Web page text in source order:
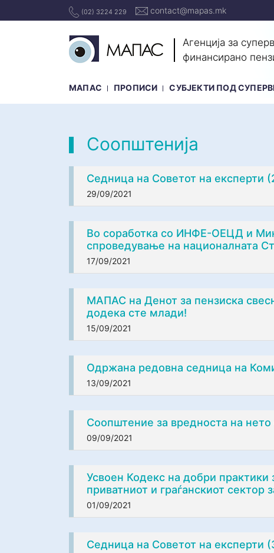
(02) 3224 229 contact@mapas.mk
Агенција за
финансирано
МАПАС ПРОПИСИ СУБЈЕКТИ ПОД
Соопштенија
Седница на Советот на експерти
29/09/2021
Во соработка со ИНФЕ-ОЕЦД и
спроведување на националната
17/09/2021
МАПАС на Денот за пензиска
додека сте млади!
15/09/2021
Одржана редовна седница на
13/09/2021
Соопштение за вредноста на
09/09/2021
Усвоен Кодекс на добри практики
приватниот и граѓанскиот сектор
01/09/2021
Седница на Советот на експерти